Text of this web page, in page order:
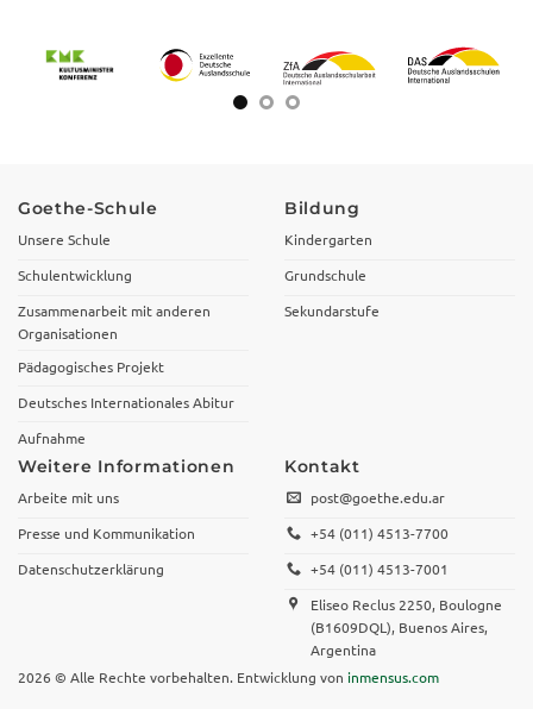
Goethe-Schule
Unsere Schule
Schulentwicklung
Zusammenarbeit mit anderen
Organisationen
Pädagogisches Projekt
Deutsches Internationales Abitur
Aufnahme
Bildung
Kindergarten
Grundschule
Sekundarstufe
Weitere Informationen
Arbeite mit uns
Presse und Kommunikation
Datenschutzerklärung
Kontakt
post@goethe.edu.ar
+54 (011) 4513-7700
+54 (011) 4513-7001
Eliseo Reclus 2250, Boulogne
(B1609DQL), Buenos Aires,
Argentina
2026 © Alle Rechte vorbehalten. Entwicklung von inmensus.com